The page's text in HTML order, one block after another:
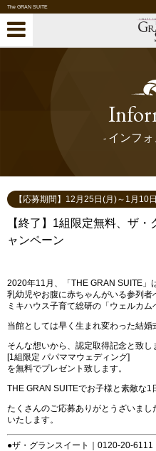
The GRAN SUITE
- インフ
【応募期間】12月25日(月)～1月10
【終了】1組限定無料、ザ
ャンペーン
2020年11月、「THE GRAN SUITE」
乳幼児やお腹に赤ちゃんがいる参列者
ミキハウス子育て総研の「ウェルカム
当館としては早く生まれ変わった結婚
そんな想いから、認定取得記念と致し
[1組限定 パパママウェディング]
を無料でプレゼント致します。
THE GRAN SUITEでお子様と素敵な1
たくさんのご応募ありがとうざいま
いたします。
●ザ・グランスイート｜0120-20-6111